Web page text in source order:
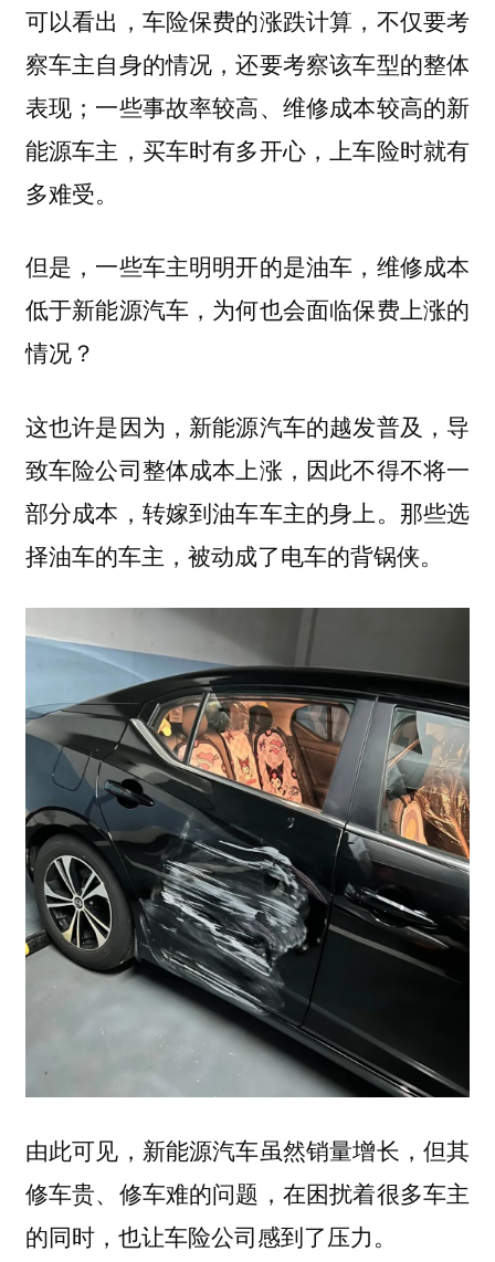
可以看出，车险保费的涨跌计算，不仅要考
察车主自身的情况，还要考察该车型的整体
表现；一些事故率较高、维修成本较高的新
能源车主，买车时有多开心，上车险时就有
多难受。
但是，一些车主明明开的是油车，维修成本
低于新能源汽车，为何也会面临保费上涨的
情况？
这也许是因为，新能源汽车的越发普及，导
致车险公司整体成本上涨，因此不得不将一
部分成本，转嫁到油车车主的身上。那些选
择油车的车主，被动成了电车的背锅侠。
由此可见，新能源汽车虽然销量增长，但其
修车贵、修车难的问题，在困扰着很多车主
的同时，也让车险公司感到了压力。